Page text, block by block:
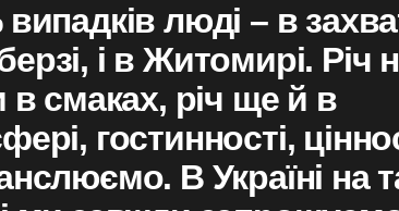
люді – в
і в Житомирі. Річ
в смаках, річ ще й в
гостинності,
В Україні на